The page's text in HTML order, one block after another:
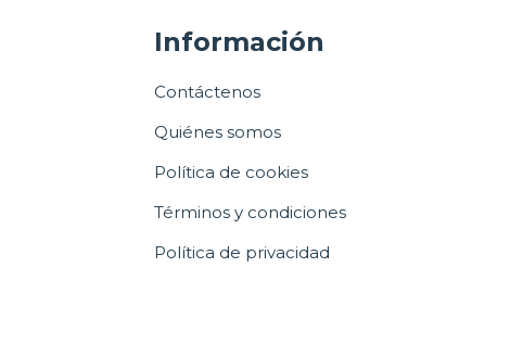
Información
Contáctenos
Quiénes somos
Política de cookies
Términos y condiciones
Política de privacidad